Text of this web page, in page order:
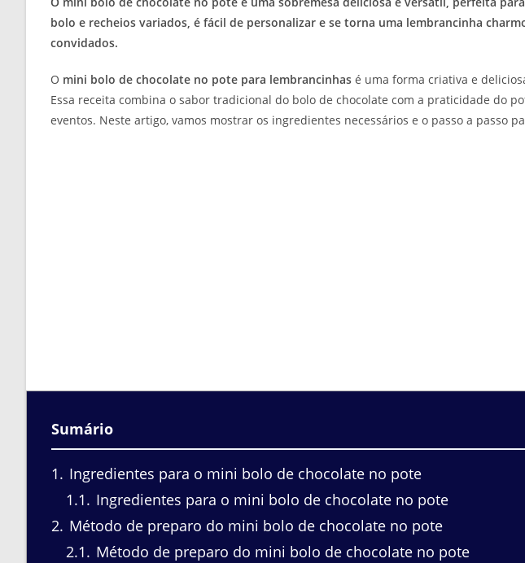
bolo e recheios variados, é fácil de personalizar e se torna uma lembrancinha
convidados.
O mini bolo de chocolate no pote para lembrancinhas é uma forma criativa e
Essa receita combina o sabor tradicional do bolo de chocolate com a praticidade do
eventos. Neste artigo, vamos mostrar os ingredientes necessários e o passo a passo
Sumário
1
Ingredientes para o mini bolo de chocolate no pote
1.1
Ingredientes para o mini bolo de chocolate no pote
2 Método de preparo do mini bolo de chocolate no pote
2.1
Método de preparo do mini bolo de chocolate no pote